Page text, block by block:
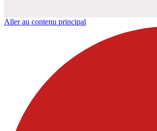
Aller au contenu principal